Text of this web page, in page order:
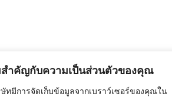
สำคัญกับความเป็นส่วนตัวของคุณ
ทมีการจัดเก็บข้อมูลจากเบราว์เซอร์ของคุณใน